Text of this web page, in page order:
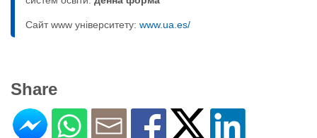
Сайт www університету: www.ua.es/
Share